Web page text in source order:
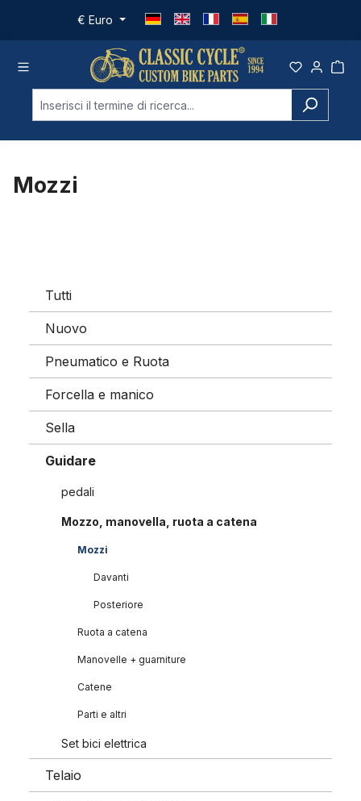
Passa al contenuto principale
€ Euro
Mozzi
Tutti
Nuovo
Pneumatico e Ruota
Forcella e manico
Sella
Guidare
pedali
Mozzo, manovella, ruota a catena
Mozzi
Davanti
Posteriore
Ruota a catena
Manovelle + guarniture
Catene
Parti e altri
Set bici elettrica
Telaio